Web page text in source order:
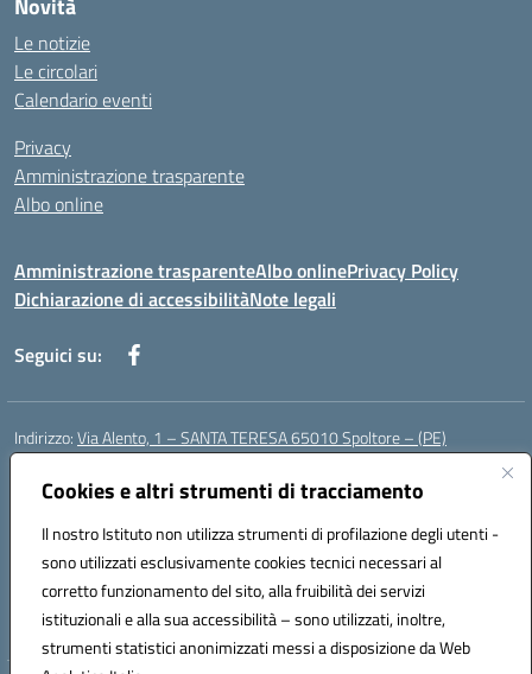
Cookies e altri strumenti di tracciamento
Il nostro Istituto non utilizza strumenti di profilazione degli utenti -
sono utilizzati esclusivamente cookies tecnici necessari al
corretto funzionamento del sito, alla fruibilità dei servizi
istituzionali e alla sua accessibilità – sono utilizzati, inoltre,
strumenti statistici anonimizzati messi a disposizione da Web
Novità
Le notizie
Le circolari
Calendario eventi
Privacy
Amministrazione trasparente
Albo online
Amministrazione trasparenteAlbo onlinePrivacy Policy
Dichiarazione di accessibilitàNote legali
Seguici su:
Indirizzo:Via Alento, 1 – SANTA TERESA 65010 Spoltore – (PE)
Centralino:
Posta elettronica certificata (PEC):peee052003@pec.istruzione.it
Codice fiscale: 80006490686
Codice meccanografico:peee052003
Codice Indice delle Pubbliche Amministrazioni (IPA): istsc_peee052003
Codice unico di fatturazione (CUF): UF01MF